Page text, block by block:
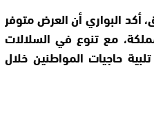
البواري أن العرض متوفر
مع تنوع في السلالات
حاجيات المواطنين خلال